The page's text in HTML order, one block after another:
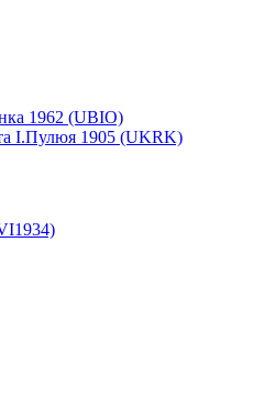
1962 (UBIO)
І.Пулюя 1905 (UKRK)